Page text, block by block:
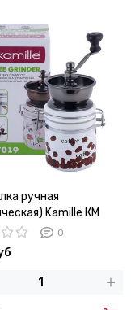
ручная
Kamille КМ
0